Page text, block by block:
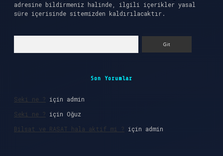
adresine bildirmeniz halinde, ilgili içerikler yasal
süre içerisinde sitemizden kaldırılacaktır.
Son Yorumlar
Seki ne ? için admin
Seki ne ? için Oğuz
Bilsat ve RASAT hala aktif mi ? için admin